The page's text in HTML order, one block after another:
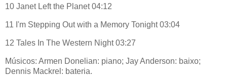
10 Janet Left the Planet 04:12
11 I'm Stepping Out with a Memory Tonight 03:04
12 Tales In The Western Night 03:27
Músicos: Armen Donelian: piano; Jay Anderson: baixo;
Dennis Mackrel: bateria.